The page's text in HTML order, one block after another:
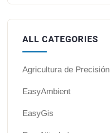
ALL CATEGORIES
Agricultura de Precisión
EasyAmbient
EasyGis